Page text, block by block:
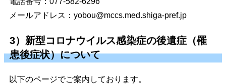
メールアドレス： yobou@mccs.med.shiga-pref.jp
3）新型コロナウイルス感染症の後遺症（罹
患後症状）について
以下のページでご案内しております。